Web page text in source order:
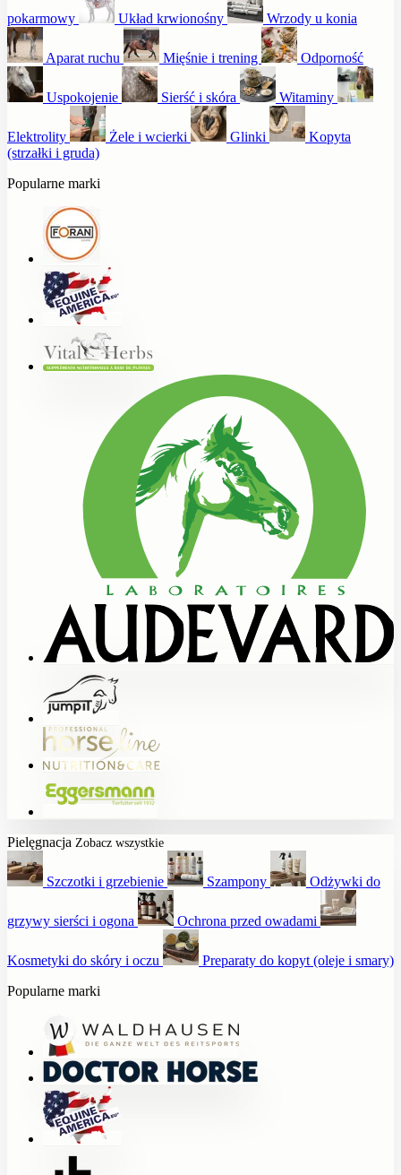
pokarmowy Układ krwionośny Wrzody u konia
Aparat ruchu Mięśnie i trening Odporność
Uspokojenie Sierść i skóra Witaminy
Elektrolity Żele i wcierki Glinki
Kopyta
(strzałki i gruda)
Popularne marki
Pielęgnacja Zobacz wszystkie
Szczotki i grzebienie Szampony Odżywki do
grzywy sierści i ogona Ochrona przed owadami
Kosmetyki do skóry i oczu
Preparaty do kopyt (oleje i smary)
Popularne marki